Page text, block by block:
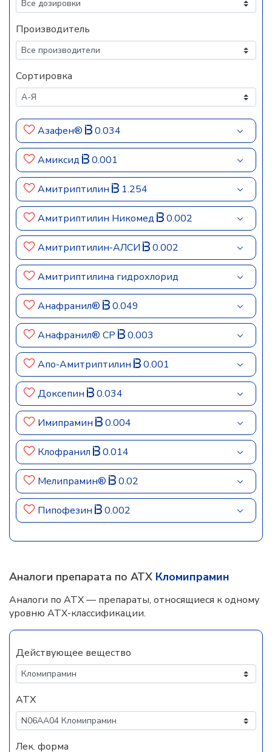
Производитель
Сортировка
Азафен® 0.034
Амиксид 0.001
Амитриптилин 1.254
Амитриптилин Никомед 0.002
Амитриптилин-АЛСИ 0.002
Амитриптилина гидрохлорид
Анафранил® 0.049
Анафранил® СР 0.003
Апо-Амитриптилин 0.001
Доксепин 0.034
Имипрамин 0.004
Клофранил 0.014
Мелипрамин® 0.02
Пипофезин 0.002
Аналоги препарата по АТХ Кломипрамин
Аналоги по АТХ — препараты, относящиеся к одному
уровню АТХ-классификации.
Действующее вещество
АТХ
Лек. форма